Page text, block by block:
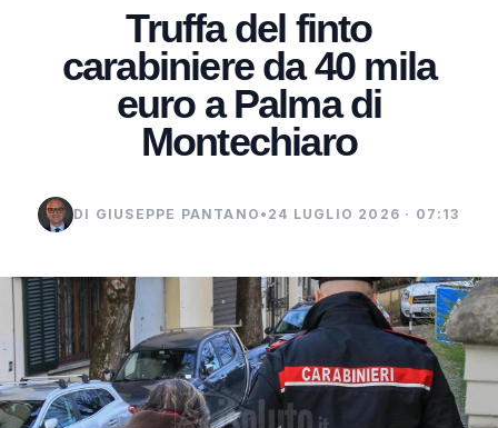
Truffa del finto
carabiniere da 40 mila
euro a Palma di
Montechiaro
DI GIUSEPPE PANTANO • 24 LUGLIO 2026 · 07:13